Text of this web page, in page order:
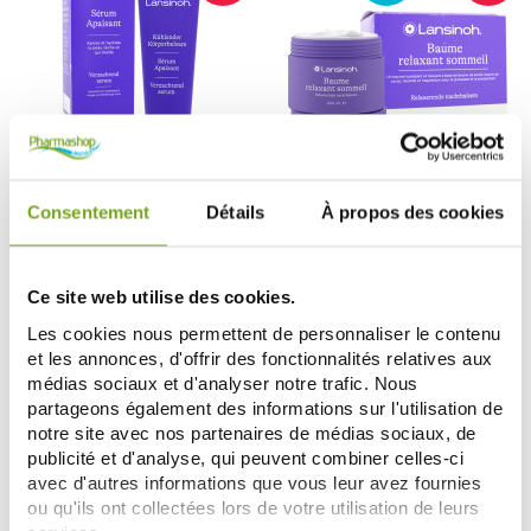
Consentement Détails À propos des cookies
Ce site web utilise des cookies.
Les cookies nous permettent de personnaliser le contenu
et les annonces, d'offrir des fonctionnalités relatives aux
médias sociaux et d'analyser notre trafic. Nous
partageons également des informations sur l'utilisation de
notre site avec nos partenaires de médias sociaux, de
publicité et d'analyse, qui peuvent combiner celles-ci
avec d'autres informations que vous leur avez fournies
ou qu'ils ont collectées lors de votre utilisation de leurs
LANSINOH SÉRUM APAISANT
ADD TO CART
LANSINOH BAUME RELAXANT